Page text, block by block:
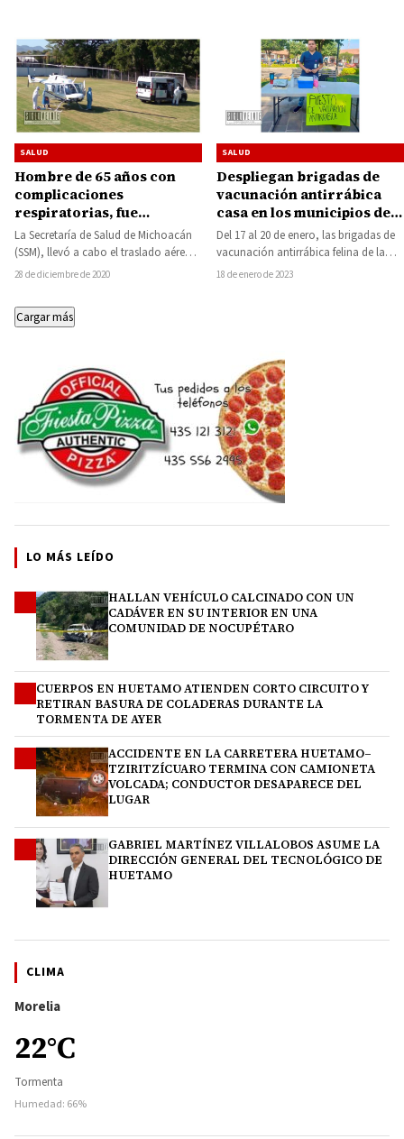
SALUD
Hombre de 65 años con
complicaciones
respiratorias, fue
trasladado en ambulancia
aérea de Huetamo a
Morelia
La Secretaría de Salud de Michoacán
(SSM), llevó a cabo el traslado aéreo
de un hombre de 65…
28 de diciembre de 2020
SALUD
Despliegan brigadas de
vacunación antirrábica
casa en los municipios de
Huetamo, San Lucas y
Tzitzio
Del 17 al 20 de enero, las brigadas de
vacunación antirrábica felina de la
Secretaría de Salud de…
18 de enero de 2023
Cargar más
LO MÁS LEÍDO
HALLAN VEHÍCULO CALCINADO CON UN
CADÁVER EN SU INTERIOR EN UNA
COMUNIDAD DE NOCUPÉTARO
CUERPOS EN HUETAMO ATIENDEN CORTO CIRCUITO Y
RETIRAN BASURA DE COLADERAS DURANTE LA
TORMENTA DE AYER
ACCIDENTE EN LA CARRETERA HUETAMO–
TZIRITZÍCUARO TERMINA CON CAMIONETA
VOLCADA; CONDUCTOR DESAPARECE DEL
LUGAR
GABRIEL MARTÍNEZ VILLALOBOS ASUME LA
DIRECCIÓN GENERAL DEL TECNOLÓGICO DE
HUETAMO
CLIMA
Morelia
22°C
Tormenta
Humedad: 66%